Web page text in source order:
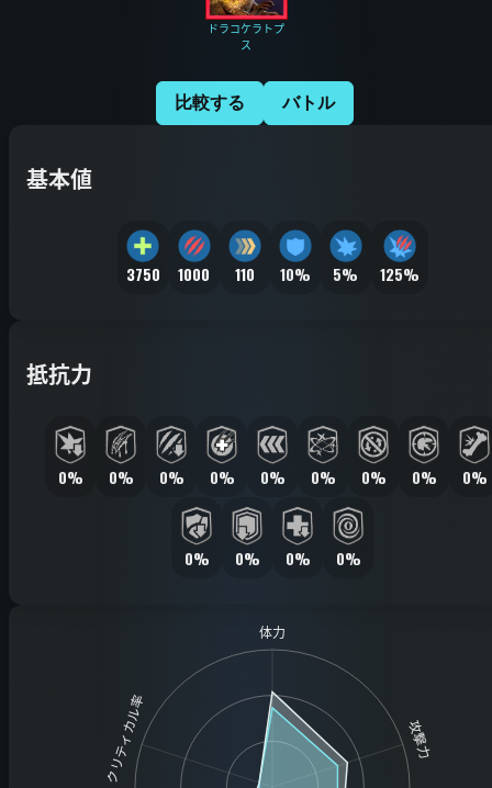
ドラコケラトプ
ス
比較する バトル
基本値
3750 1000 110 10% 5% 125%
抵抗力
0% 0% 0% 0% 0% 0% 0% 0% 0%
0% 0% 0% 0%
体力
攻撃力
クリティカル率